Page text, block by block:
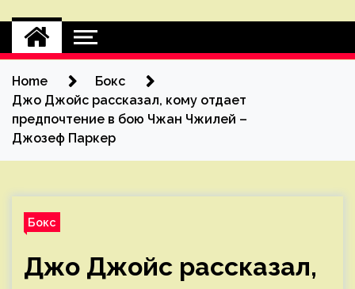
Home
Бокс
Джо Джойс рассказал, кому отдает
предпочтение в бою Чжан Чжилей –
Джозеф Паркер
Бокс
Джо Джойс рассказал,